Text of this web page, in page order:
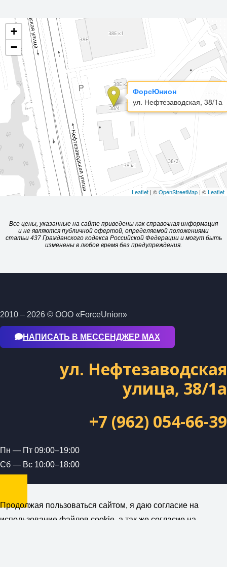
ФорсЮнион
ул. Нефтезаводская, 38/1а
+
−
Leaflet | ©OpenStreetMap | ©Leaflet
Все цены, указанные на сайте приведены как справочная информация
и не являются публичной офертой, определяемой положениями
статьи 437 Гражданского кодекса Российской Федерации и могут быть
изменены в любое время без предупреждения.
2010 – 2026 © ООО «ForceUnion»
НАПИСАТЬ В МЕССЕНДЖЕР МАХ
ул. Нефтезаводская
улица, 38/1а
+7 (962) 054-66-39
Пн — Пт 09:00–19:00
Сб — Вс 10:00–18:00
Продолжая пользоваться сайтом, я даю согласие на
использование файлов cookie, а так же согласие на